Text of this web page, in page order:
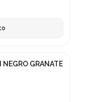
GRANATE